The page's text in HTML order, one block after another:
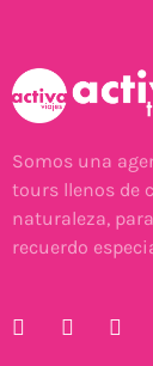
Somos una
tours llenos de
naturaleza,
recuerdo